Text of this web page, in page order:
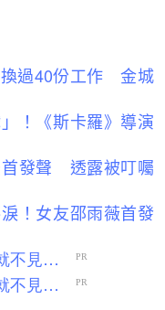
換過40份工作 金城
！《斯卡羅》導演
首發聲 透露被叮囑
！女友邵雨薇首發